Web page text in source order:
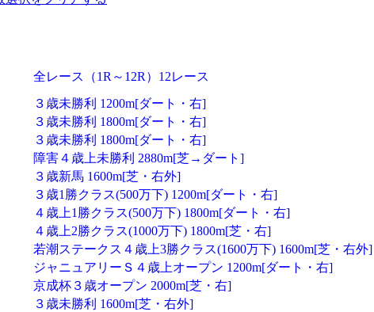
全レース（1R～12R）12レース
３歳未勝利 1200m[ダート・右]
３歳未勝利 1800m[ダート・右]
３歳未勝利 1800m[ダート・右]
障害４歳上未勝利 2880m[芝→ダート]
３歳新馬 1600m[芝・右外]
３歳1勝クラス(500万下) 1200m[ダート・右]
４歳上1勝クラス(500万下) 1800m[ダート・右]
４歳上2勝クラス(1000万下) 1800m[芝・右]
若潮ステークス４歳上3勝クラス(1600万下) 1600m[芝・右外]
ジャニュアリーＳ４歳上オープン 1200m[ダート・右]
京成杯３歳オープン 2000m[芝・右]
３歳未勝利 1600m[芝・右外]